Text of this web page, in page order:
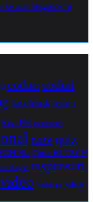
se uita languros la
coduricoduri
facebook femei
Kiss FM maramures
pozequiz
Biz Quiz HI-TECH
raspunsuri
video Vodafone yahoo